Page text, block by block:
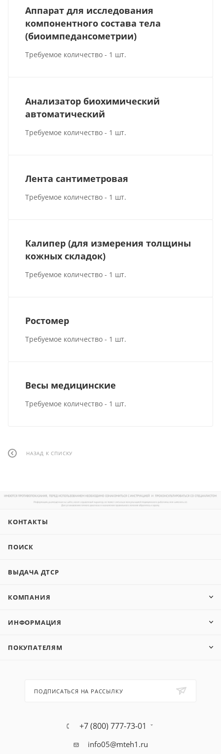
Аппарат для исследования
компонентного состава тела
(биоимпедансометрии)
Требуемое количество - 1 шт.
Анализатор биохимический
автоматический
Требуемое количество - 1 шт.
Лента сантиметровая
Требуемое количество - 1 шт.
Калипер (для измерения толщины
кожных складок)
Требуемое количество - 1 шт.
Ростомер
Требуемое количество - 1 шт.
Весы медицинские
Требуемое количество - 1 шт.
НАЗАД К СПИСКУ
КОНТАКТЫ
ПОИСК
ВЫДАЧА ДТСР
КОМПАНИЯ
ИНФОРМАЦИЯ
ПОКУПАТЕЛЯМ
ПОДПИСАТЬСЯ НА РАССЫЛКУ
+7 (800) 777-73-01
info05@mteh1.ru